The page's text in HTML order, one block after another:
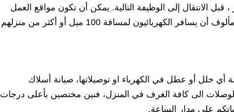
الانتقال إلى الوظيفة التالية. يمكن أن تكون مواقع العمل
بعيدة عن منازل الكهربائيين. ليس من غير المألوف أن يسافر الكهربائيون لمسافة 100 ميل أو أكثر من منزلهم
أي خلل أو عطل في الكهرباء او توصيلاتها، صيانة أسلاك
الى كافة الغرف في المنزل، فنين مختصين بأعلى درجات
على مدار الساعة.